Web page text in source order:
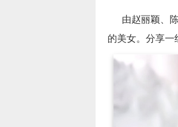
由赵丽颖、陈
的美女。分享一